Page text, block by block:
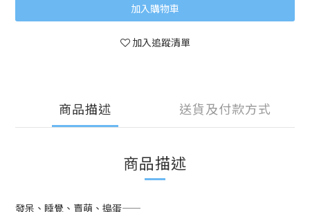
加入購物車
加入追蹤清單
商品描述 送貨及付款方式
商品描述
發呆、睡覺、賣萌、搗蛋——